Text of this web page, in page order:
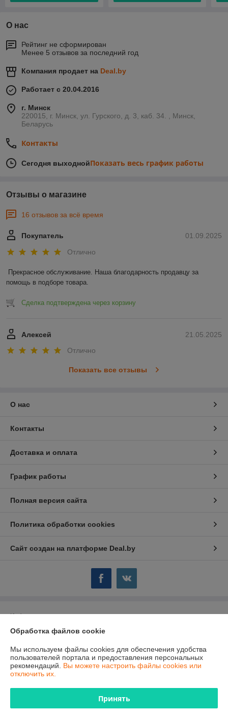
О нас
Рейтинг не сформирован
Менее 5 отзывов за последний год
Компания продает на Deal.by
Работает с 20.04.2016
г. Минск
220015, г. Минск, ул. Гурского, д. 3, каб. 34. , Минск,
Беларусь
Контакты
Сегодня выходнойПоказать весь график работы
Отзывы о магазине
16 отзывов за всё время
01.09.2025
Покупатель
Отлично
Прекрасное обслуживание. Наша благодарность продавцу за
помощь в подборе товара.
Сделка подтверждена через корзину
21.05.2025
Алексей
Отлично
Показать все отзывы
О нас
Контакты
Доставка и оплата
График работы
Полная версия сайта
Политика обработки cookies
Сайт создан на платформе Deal.by
Информация для покупателя
Юридическое лицо:Общество с ограниченной ответственностью
220015, г. Минск, ул. Гурского, д. 3, каб. 34.
Регистрационный номер ЕГР: 192545537
Регистрационный орган: Минский горисполком
Обработка файлов cookie
Мы используем файлы cookies для обеспечения удобства
пользователей портала и предоставления персональных
рекомендаций. Вы можете настроить файлы cookies или
отключить их.
Принять